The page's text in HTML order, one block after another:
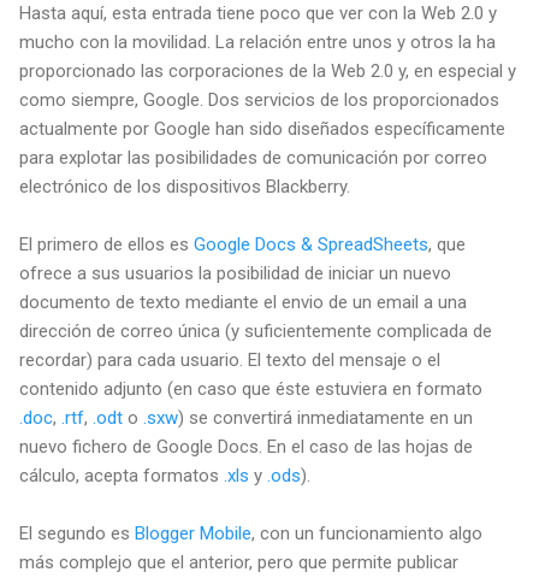
Hasta aquí, esta entrada tiene poco que ver con la Web 2.0 y
mucho con la movilidad. La relación entre unos y otros la ha
proporcionado las corporaciones de la Web 2.0 y, en especial y
como siempre, Google. Dos servicios de los proporcionados
actualmente por Google han sido diseñados específicamente
para explotar las posibilidades de comunicación por correo
electrónico de los dispositivos Blackberry.
El primero de ellos es Google Docs & SpreadSheets, que
ofrece a sus usuarios la posibilidad de iniciar un nuevo
documento de texto mediante el envio de un email a una
dirección de correo única (y suficientemente complicada de
recordar) para cada usuario. El texto del mensaje o el
contenido adjunto (en caso que éste estuviera en formato
.doc, .rtf, .odt o .sxw) se convertirá inmediatamente en un
nuevo fichero de Google Docs. En el caso de las hojas de
cálculo, acepta formatos .xls y .ods).
El segundo es Blogger Mobile, con un funcionamiento algo
más complejo que el anterior, pero que permite publicar